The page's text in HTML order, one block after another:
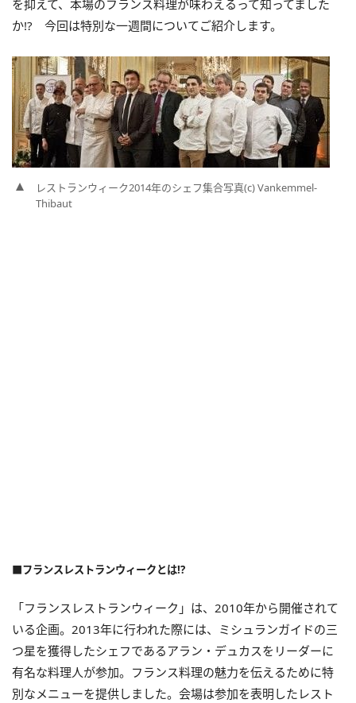
を抑えて、本場のフランス料理が味わえるって知ってました
か!? 今回は特別な一週間についてご紹介します。
レストランウィーク2014年のシェフ集合写真(c) Vankemmel-
Thibaut
■フランスレストランウィークとは!?
「フランスレストランウィーク」は、2010年から開催されて
いる企画。2013年に行われた際には、ミシュランガイドの三
つ星を獲得したシェフであるアラン・デュカスをリーダーに
有名な料理人が参加。フランス料理の魅力を伝えるために特
別なメニューを提供しました。会場は参加を表明したレスト